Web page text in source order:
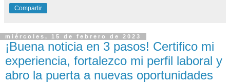
Compartir
miércoles, 15 de febrero de 2023
¡Buena noticia en 3 pasos! Certifico mi
experiencia, fortalezco mi perfil laboral y
abro la puerta a nuevas oportunidades